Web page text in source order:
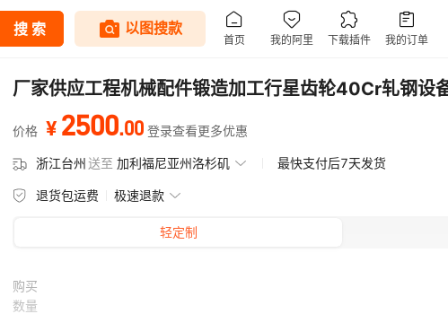
厂家供应工程机械配件锻造加工行星齿轮40Cr轧钢设
价格 ¥ 2500.00 登录查看更多优惠
浙江台州送至 加利福尼亚州洛杉矶 最快支付后7天发货
退货包运费 极速退款
轻定制
购买
数量